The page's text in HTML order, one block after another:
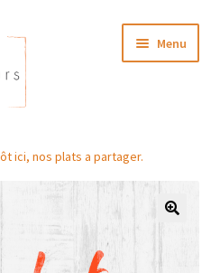
Menu
ici, nos plats a partager.